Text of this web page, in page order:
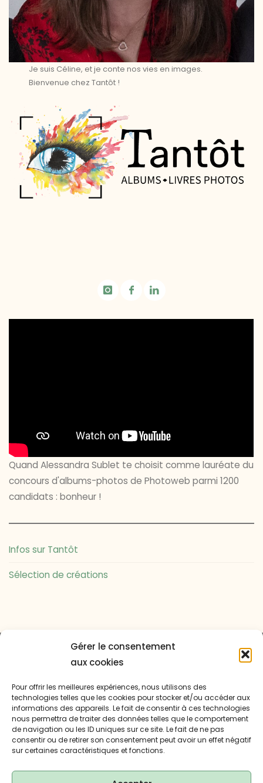
Gérer le consentement
aux cookies
Pour offrir les meilleures expériences, nous utilisons des
technologies telles que les cookies pour stocker et/ou accéder aux
informations des appareils. Le fait de consentir à ces technologies
nous permettra de traiter des données telles que le comportement
de navigation ou les ID uniques sur ce site. Le fait de ne pas
consentir ou de retirer son consentement peut avoir un effet négatif
sur certaines caractéristiques et fonctions.
Je suis Céline, et je conte nos vies en images.
Bienvenue chez Tantôt !
Quand Alessandra Sublet te choisit comme lauréate du
concours d'albums-photos de Photoweb parmi 1200
candidats : bonheur !
Infos sur Tantôt
Sélection de créations
Powered byKahuna
© Copyright Tantôt 2024 - Tous droits réservés.